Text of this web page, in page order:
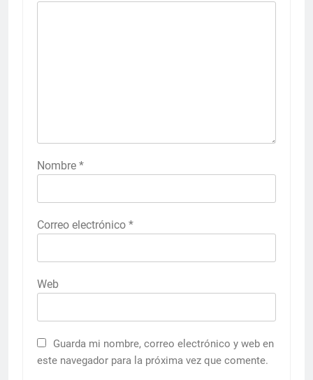
Nombre *
Correo electrónico *
Web
Guarda mi nombre, correo electrónico y web en
este navegador para la próxima vez que comente.